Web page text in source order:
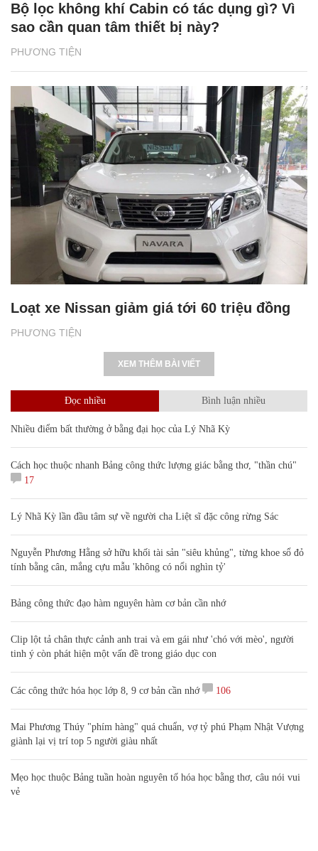
PHƯƠNG TIỆN
Bộ lọc không khí Cabin có tác dụng gì? Vì
sao cần quan tâm thiết bị này?
PHƯƠNG TIỆN
Loạt xe Nissan giảm giá tới 60 triệu đồng
XEM THÊM BÀI VIẾT
Đọc nhiều Bình luận nhiều
Nhiều điểm bất thường ở bằng đại học của Lý Nhã Kỳ
Cách học thuộc nhanh Bảng công thức lượng giác bằng thơ, "thần chú"
17
Lý Nhã Kỳ lần đầu tâm sự về người cha Liệt sĩ đặc công rừng Sác
Nguyễn Phương Hằng sở hữu khối tài sản "siêu khủng", từng khoe sổ đỏ
tính bằng cân, mắng cựu mẫu 'không có nổi nghìn tỷ'
Bảng công thức đạo hàm nguyên hàm cơ bản cần nhớ
Clip lột tả chân thực cảnh anh trai và em gái như 'chó với mèo', người
tinh ý còn phát hiện một vấn đề trong giáo dục con
Các công thức hóa học lớp 8, 9 cơ bản cần nhớ 106
Mai Phương Thúy "phím hàng" quá chuẩn, vợ tỷ phú Phạm Nhật Vượng
giành lại vị trí top 5 người giàu nhất
Mẹo học thuộc Bảng tuần hoàn nguyên tố hóa học bằng thơ, câu nói vui
vẻ